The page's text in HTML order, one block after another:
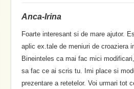
Anca-Irina
Foarte interesant si de mare ajutor.
aplic ex.tale de meniuri de croaziera
Bineinteles ca mai fac mici
sa fac ce ai scris tu. Imi place si
prezentare a retetelor. Voi urmari tot